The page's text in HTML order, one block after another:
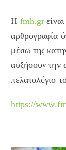
H fmh.gr
αρθρογραφία
μέσω της
αυξήσουν την
πελατολόγιο
https://